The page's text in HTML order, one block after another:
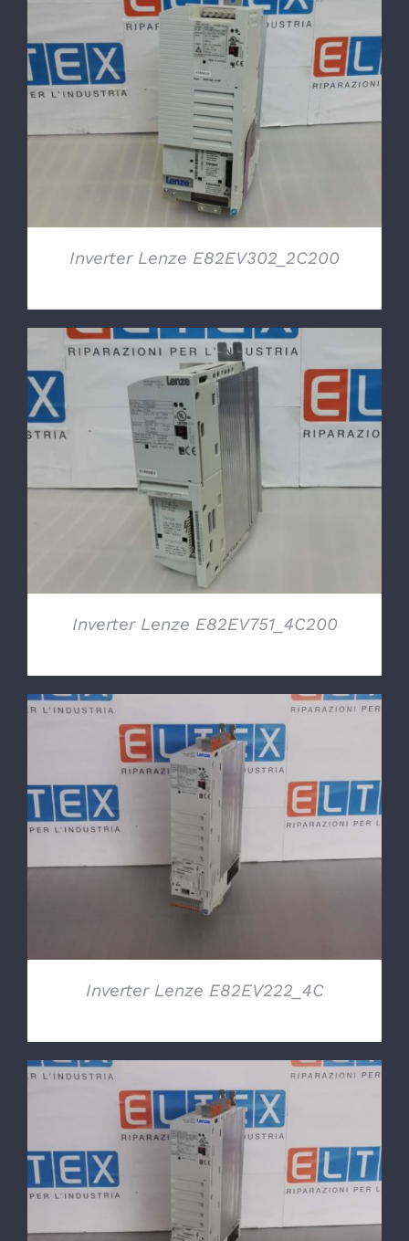
DETTAGLI
Inverter Lenze E82EV302_2C200
DETTAGLI
Inverter Lenze E82EV751_4C200
DETTAGLI
Inverter Lenze E82EV222_4C
DETTAGLI